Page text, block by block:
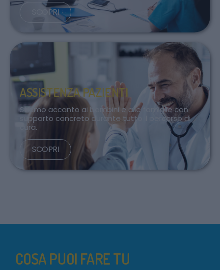
SCOPRI
ASSISTENZA PAZIENTI
Stiamo accanto ai bambini e alle famiglie con
supporto concreto durante tutto il percorso di
cura.
SCOPRI
COSA PUOI FARE TU